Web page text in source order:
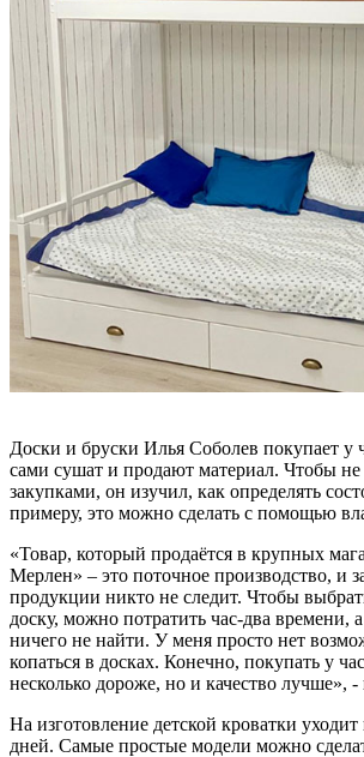
Доски и бруски Илья Соболев покупает у
сами сушат и продают материал. Чтобы
закупками, он изучил, как определять
примеру, это можно сделать с помощью
«Товар, который продаётся в крупных
Мерлен» – это поточное производство, и
продукции никто не следит. Чтобы
доску, можно потратить час-два
ничего не найти. У меня просто нет
копаться в досках. Конечно, покупать у
несколько дороже, но и качество лучше», -
На изготовление детской кроватки
дней. Самые простые модели можно